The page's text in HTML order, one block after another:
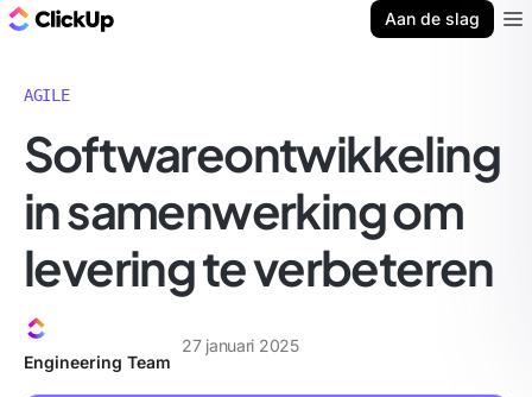
Aan de slag
AGILE
Softwareontwikkeling
in samenwerking om
levering te verbeteren
Engineering Team
27 januari 2025